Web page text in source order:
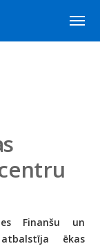
Finanšu un
ēkas